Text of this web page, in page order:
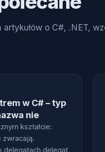
o C#, .NET,
w C# – typ
nie
kształcie:
zwracają.
delegatach delegat